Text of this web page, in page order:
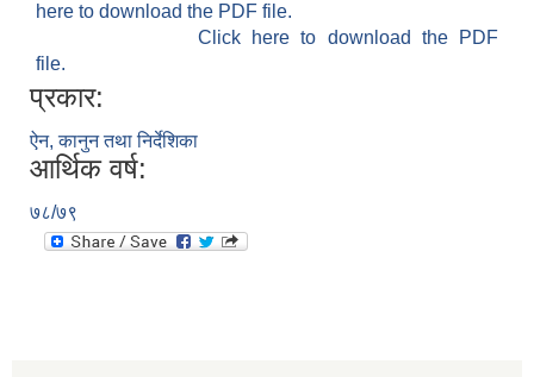
here to download the PDF file.
Click here to download the PDF
file.
प्रकार:
ऐन, कानुन तथा निर्देशिका
आर्थिक वर्ष:
७८/७९